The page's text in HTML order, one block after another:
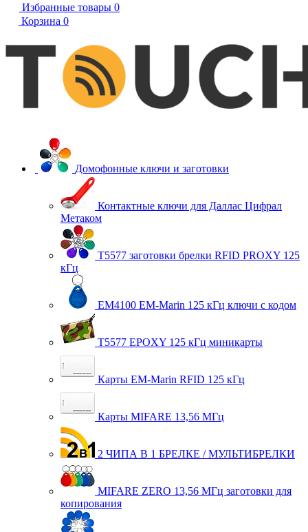
Избранные товары 0
Корзина 0
Домофонные ключи и заготовки
Контактные ключи для Даллас Цифрал
Метаком
T5577 заготовки брелки RFID PROXY 125
кГц
EM4100 EM-Marin 125 кГц ключи с кодом
T5577 EPOXY 125 кГц миникарты
Карты EM-Marin RFID 125 кГц
Карты MIFARE 13,56 МГц
2 ЧИПА В 1 БРЕЛКЕ / МУЛЬТИБРЕЛКИ
MIFARE ZERO 13,56 МГц заготовки для
копирования